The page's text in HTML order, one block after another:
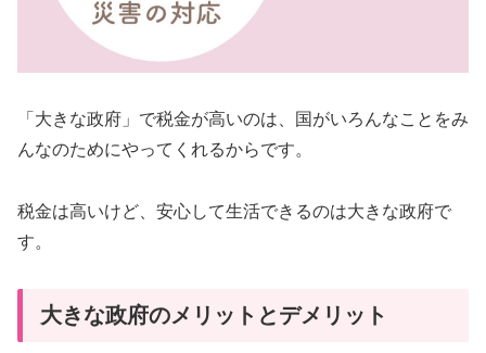
「大きな政府」で税金が高いのは、国がいろんなことをみ
んなのためにやってくれるからです。
税金は高いけど、安心して生活できるのは大きな政府で
す。
大きな政府のメリットとデメリット